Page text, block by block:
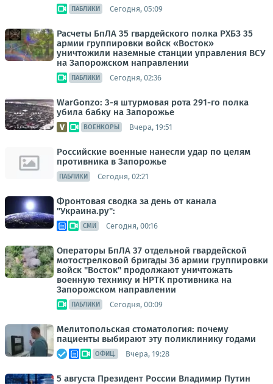
ПАБЛИКИ Сегодня, 05:09
Расчеты БпЛА 35 гвардейского полка РХБЗ 35
армии группировки войск «Восток»
уничтожили наземные станции управления ВСУ
на Запорожском направлении
ПАБЛИКИ Сегодня, 02:36
WarGonzo: 3-я штурмовая рота 291-го полка
убила бабку на Запорожье
ВОЕНКОРЫ Вчера, 19:51
Российские военные нанесли удар по целям
противника в Запорожье
ПАБЛИКИ Сегодня, 02:21
Фронтовая сводка за день от канала
"Украина.ру":
СМИ Сегодня, 00:16
Операторы БпЛА 37 отдельной гвардейской
мотострелковой бригады 36 армии группировки
войск "Восток" продолжают уничтожать
военную технику и НРТК противника на
Запорожском направлении
ПАБЛИКИ Сегодня, 00:09
Мелитопольская стоматология: почему
пациенты выбирают эту поликлинику годами
ОФИЦ. Вчера, 19:28
5 августа Президент России Владимир Путин